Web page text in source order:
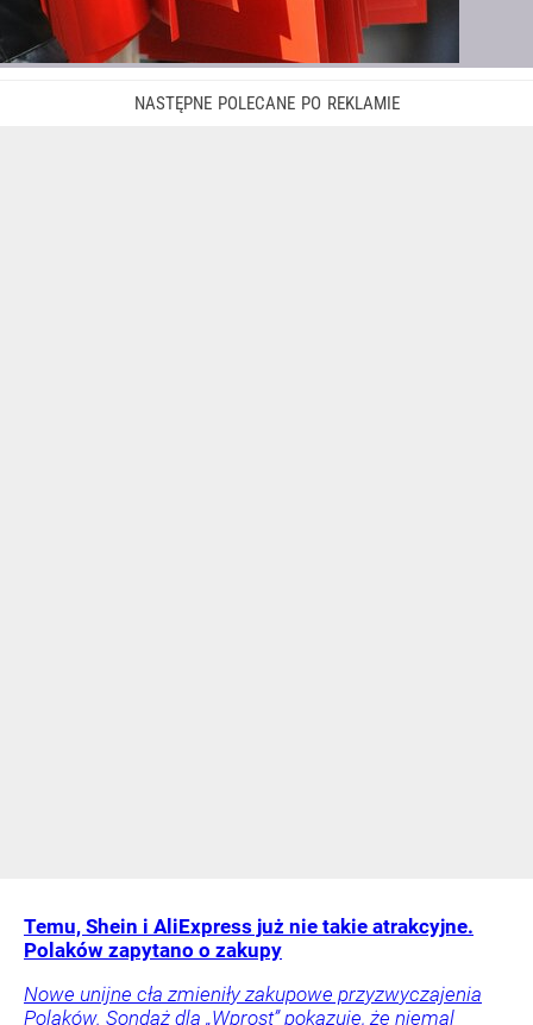
Temu, Shein i AliExpress już nie takie atrakcyjne.
Polaków zapytano o zakupy
Nowe unijne cła zmieniły zakupowe przyzwyczajenia
Polaków. Sondaż dla „Wprost” pokazuje, że niemal